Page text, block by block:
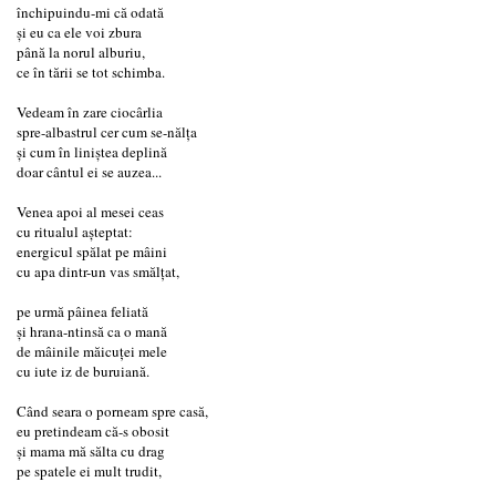
închipuindu-mi că odată
și eu ca ele voi zbura
până la norul alburiu,
ce în tării se tot schimba.
Vedeam în zare ciocârlia
spre-albastrul cer cum se-nălța
și cum în liniștea deplină
doar cântul ei se auzea...
Venea apoi al mesei ceas
cu ritualul așteptat:
energicul spălat pe mâini
cu apa dintr-un vas smălțat,
pe urmă pâinea feliată
și hrana-ntinsă ca o mană
de mâinile măicuței mele
cu iute iz de buruiană.
Când seara o porneam spre casă,
eu pretindeam că-s obosit
și mama mă sălta cu drag
pe spatele ei mult trudit,